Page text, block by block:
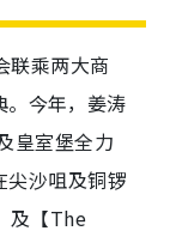
联乘两大商
今年，姜涛
皇室堡全力
沙咀及铜锣
及【The